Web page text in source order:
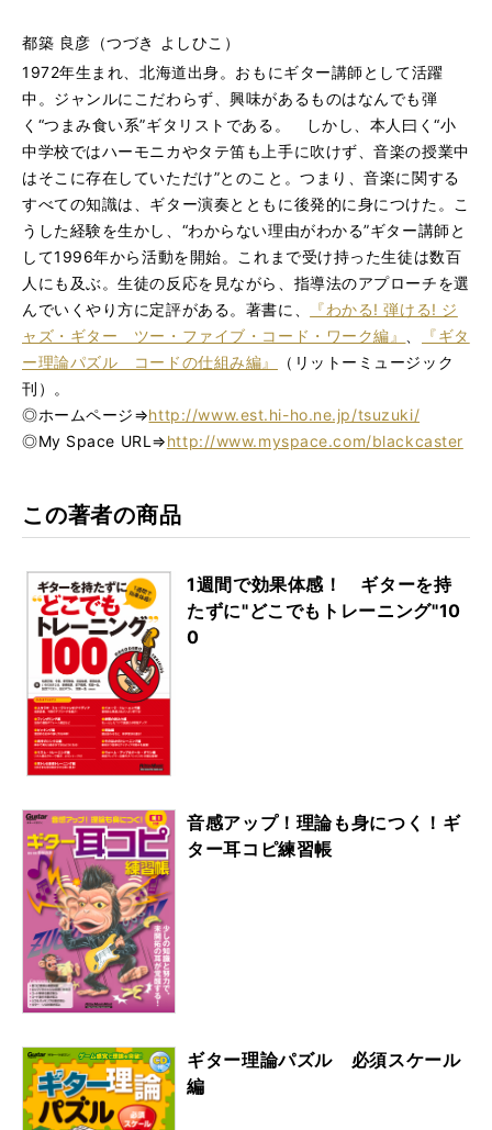
都築 良彦（つづき よしひこ）
1972年生まれ、北海道出身。おもにギター講師として活躍
中。ジャンルにこだわらず、興味があるものはなんでも弾
く“つまみ食い系”ギタリストである。 しかし、本人曰く“小
中学校ではハーモニカやタテ笛も上手に吹けず、音楽の授業中
はそこに存在していただけ”とのこと。つまり、音楽に関する
すべての知識は、ギター演奏とともに後発的に身につけた。こ
うした経験を生かし、“わからない理由がわかる”ギター講師と
して1996年から活動を開始。これまで受け持った生徒は数百
人にも及ぶ。生徒の反応を見ながら、指導法のアプローチを選
んでいくやり方に定評がある。著書に、
『わかる! 弾ける! ジ
ャズ・ギター ツー・ファイブ・コード・ワーク編』
『ギタ
ー理論パズル コードの仕組み編』
（リットーミュージック
刊）。
◎ホームページ⇒http://www.est.hi-ho.ne.jp/tsuzuki/
◎My Space URL⇒http://www.myspace.com/blackcaster
この著者の商品
1週間で効果体感！ ギターを持
たずに"どこでもトレーニング"10
0
音感アップ！理論も身につく！ギ
ター耳コピ練習帳
ギター理論パズル 必須スケール
編